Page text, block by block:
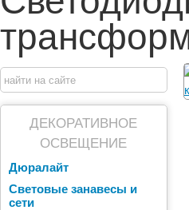
ДЕКОРАТИВНОЕ
ОСВЕЩЕНИЕ
Дюралайт
Световые занавесы и
сети